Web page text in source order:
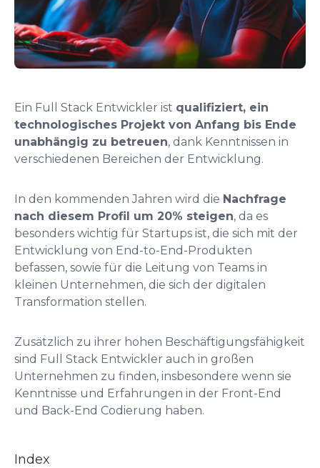
Ein Full Stack Entwickler ist qualifiziert, ein
technologisches Projekt von Anfang bis Ende
unabhängig zu betreuen, dank Kenntnissen in
verschiedenen Bereichen der Entwicklung.
In den kommenden Jahren wird die Nachfrage
nach diesem Profil um 20% steigen, da es
besonders wichtig für Startups ist, die sich mit der
Entwicklung von End-to-End-Produkten
befassen, sowie für die Leitung von Teams in
kleinen Unternehmen, die sich der digitalen
Transformation stellen.
Zusätzlich zu ihrer hohen Beschäftigungsfähigkeit
sind Full Stack Entwickler auch in großen
Unternehmen zu finden, insbesondere wenn sie
Kenntnisse und Erfahrungen in der Front-End
und Back-End Codierung haben.
Index